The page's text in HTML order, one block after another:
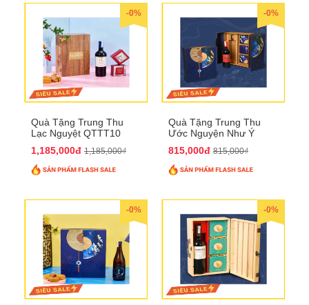
-0%
Quà Tặng Trung Thu
Lạc Nguyệt QTTT10
1,185,000đ 1,185,000₫
-0%
Quà Tặng Trung Thu
Ước Nguyện Như Ý
815,000đ 815,000₫
-0% -0%